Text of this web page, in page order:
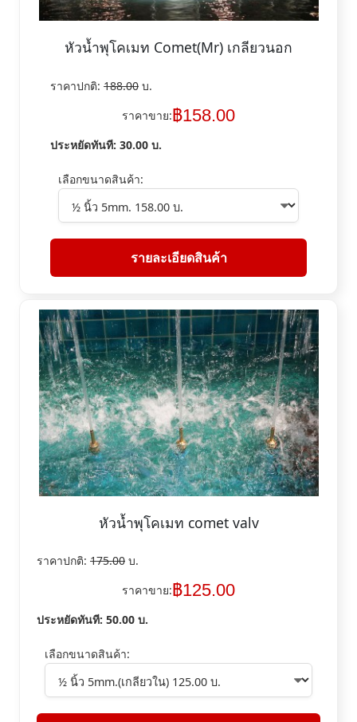
หัวน้ำพุโคเมท Comet(Mr) เกลียวนอก
ราคาปกติ: 188.00 บ.
ราคาขาย:฿158.00
ประหยัดทันที: 30.00 บ.
เลือกขนาดสินค้า:
รายละเอียดสินค้า
หัวน้ำพุโคเมท comet valv
ราคาปกติ: 175.00 บ.
ราคาขาย:฿125.00
ประหยัดทันที: 50.00 บ.
เลือกขนาดสินค้า: